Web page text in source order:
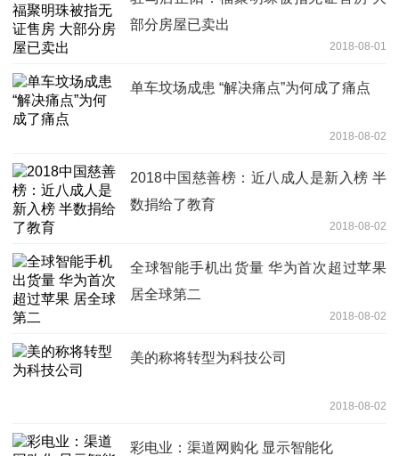
部分房屋已卖出
2018-08-01
单车坟场成患 “解决痛点”为何成了痛点
2018-08-02
2018中国慈善榜：近八成人是新入榜 半
数捐给了教育
2018-08-02
全球智能手机出货量 华为首次超过苹果
居全球第二
2018-08-02
美的称将转型为科技公司
2018-08-02
彩电业：渠道网购化 显示智能化